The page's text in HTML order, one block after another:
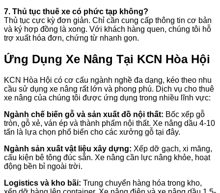
7. Thủ tục thuê xe có phức tạp không?
Thủ tục cực kỳ đơn giản. Chỉ cần cung cấp thông tin cơ bản
và ký hợp đồng là xong. Với khách hàng quen, chúng tôi hỗ
trợ xuất hóa đơn, chứng từ nhanh gọn.
Ứng Dụng Xe Nâng Tại KCN Hòa Hội
KCN Hòa Hội có cơ cấu ngành nghề đa dạng, kéo theo nhu
cầu sử dụng xe nâng rất lớn và phong phú. Dịch vụ cho thuê
xe nâng của chúng tôi được ứng dụng trong nhiều lĩnh vực:
Ngành chế biến gỗ và sản xuất đồ nội thất: Bốc xếp gỗ
tròn, gỗ xẻ, ván ép và thành phẩm nội thất. Xe nâng dầu 4-10
tấn là lựa chọn phổ biến cho các xưởng gỗ tại đây.
Ngành sản xuất vật liệu xây dựng: Xếp dỡ gạch, xi măng,
cấu kiện bê tông đúc sẵn. Xe nâng cần lực nâng khỏe, hoạt
động bền bỉ ngoài trời.
Logistics và kho bãi: Trung chuyển hàng hóa trong kho,